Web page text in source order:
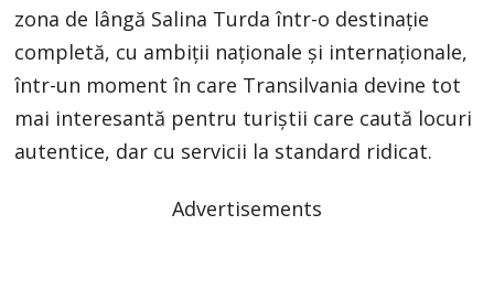
zona de lângă Salina Turda într-o destinație
completă, cu ambiții naționale și internaționale,
într-un moment în care Transilvania devine tot
mai interesantă pentru turiștii care caută locuri
autentice, dar cu servicii la standard ridicat.
Advertisements